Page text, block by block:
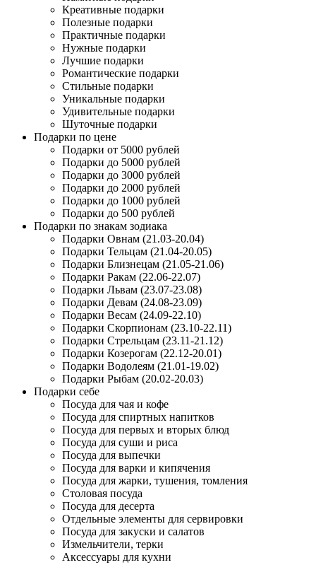
Креативные подарки
Полезные подарки
Практичные подарки
Нужные подарки
Лучшие подарки
Романтические подарки
Стильные подарки
Уникальные подарки
Удивительные подарки
Шуточные подарки
Подарки по цене
Подарки от 5000 рублей
Подарки до 5000 рублей
Подарки до 3000 рублей
Подарки до 2000 рублей
Подарки до 1000 рублей
Подарки до 500 рублей
Подарки по знакам зодиака
Подарки Овнам (21.03-20.04)
Подарки Тельцам (21.04-20.05)
Подарки Близнецам (21.05-21.06)
Подарки Ракам (22.06-22.07)
Подарки Львам (23.07-23.08)
Подарки Девам (24.08-23.09)
Подарки Весам (24.09-22.10)
Подарки Скорпионам (23.10-22.11)
Подарки Стрельцам (23.11-21.12)
Подарки Козерогам (22.12-20.01)
Подарки Водолеям (21.01-19.02)
Подарки Рыбам (20.02-20.03)
Подарки себе
Посуда для чая и кофе
Посуда для спиртных напитков
Посуда для первых и вторых блюд
Посуда для суши и риса
Посуда для выпечки
Посуда для варки и кипячения
Посуда для жарки, тушения, томления
Столовая посуда
Посуда для десерта
Отдельные элементы для сервировки
Посуда для закуски и салатов
Измельчители, терки
Аксессуары для кухни